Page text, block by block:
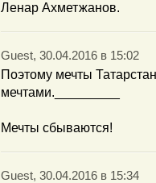
Ленар Ахметжанов.
Guest, 30.04.2016 в 15:02
Поэтому мечты
мечтами._________
Мечты сбываются!
Guest, 30.04.2016 в 15:34